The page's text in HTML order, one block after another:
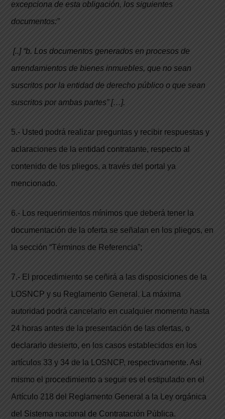
excepciona de esta obligación, los siguientes
documentos:”
[..] “b. Los documentos generados en procesos de
arrendamientos de bienes inmuebles, que no sean
suscritos por la entidad de derecho público o que sean
suscritos por ambas partes” […].
5.- Usted podrá realizar preguntas y recibir respuestas y
aclaraciones de la entidad contratante, respecto al
contenido de los pliegos, a través del portal ya
mencionado.
6.- Los requerimientos mínimos que deberá tener la
documentación de la oferta se señalan en los pliegos, en
la sección “Términos de Referencia”;
7.- El procedimiento se ceñirá a las disposiciones de la
LOSNCP y su Reglamento General. La máxima
autoridad podrá cancelarlo en cualquier momento hasta
24 horas antes de la presentación de las ofertas, o
declararlo desierto, en los casos establecidos en los
artículos 33 y 34 de la LOSNCP, respectivamente. Así
mismo el procedimiento a seguir es el estipulado en el
Artículo 218 del Reglamento General a la Ley orgánica
del Sistema nacional de Contratación Pública.